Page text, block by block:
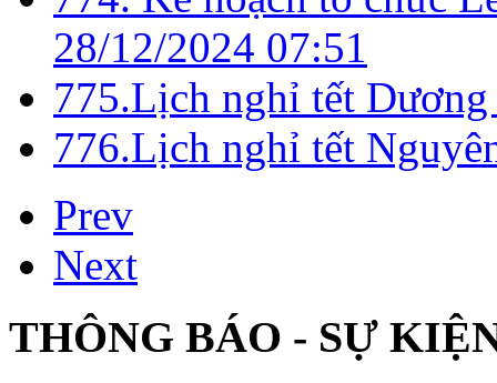
28/12/2024 07:51
775.Lịch nghỉ tết
776.Lịch nghỉ tết
Prev
Next
THÔNG BÁO - SỰ